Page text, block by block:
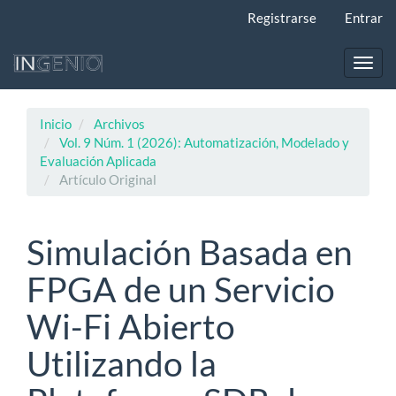
principal
Registrarse Entrar
Inicio
Archivos
Vol. 9 Núm. 1 (2026): Automatización, Modelado y
Evaluación Aplicada
Artículo Original
Simulación Basada en
FPGA de un Servicio
Wi-Fi Abierto
Utilizando la